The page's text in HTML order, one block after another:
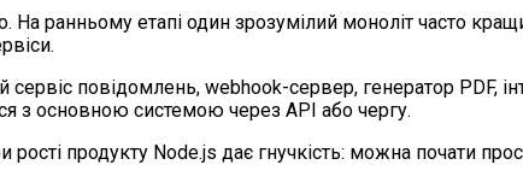
ранньому етапі один зрозумілий моноліт часто
повідомлень, webhook-сервер, генератор PDF,
з основною системою через API або чергу.
продукту Node.js дає гнучкість: можна почати